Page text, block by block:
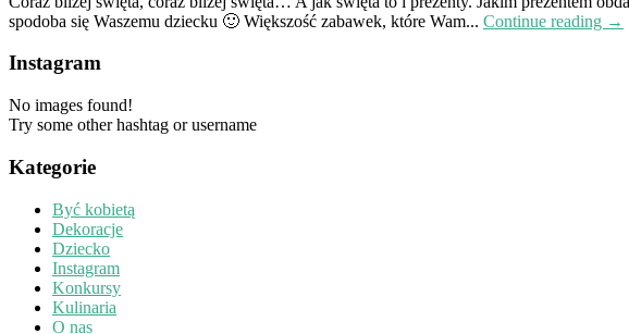
spodoba się Waszemu dziecku 🙂 Większość zabawek, które Wam... Continue reading →
Instagram
No images found!
Try some other hashtag or username
Kategorie
Być kobietą
Dekoracje
Dziecko
Instagram
Konkursy
Kulinaria
O nas